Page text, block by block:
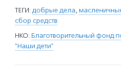
ТЕГИ: добрые дела,
сбор средств
НКО: Благотворительный фонд
"Наши дети"